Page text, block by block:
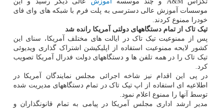
موسسات آموزش عالی دسترسی به پلت فرم با شبکه های وای فای
خودرا ممنوع کردند.
تیک تاک از تمام دستگاههای دولتی آمریکا رانده شد
پس از ممنوعیت تیک تاک در ایالت های مختلف آمریکا، سنای این
کشور لایحه ممنوعیت استفاده از اپلیکیشن اشتراک گذاری ویدیوئی
تیک تاک را در همه تلفن ها و دستگاههای دولت فدرال آمریکا تصویب
کرد.
در پی این اقدام نیز شاخه اجرائی مجلس نمایندگان آمریکا در
اطلاعیه ای استفاده از اپ تیک تاک در تمام دستگاههای مدیریت شده
توسط آنها را ممنوع اعلام نمود.
مدیر ارشد اداری مجلس آمریکا در پیامی به تمام قانونگذاران و